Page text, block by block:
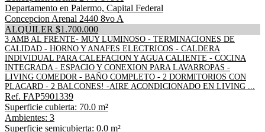
Departamento en Palermo, Capital Federal
Concepcion Arenal 2440 8vo A
ALQUILER $1.700.000
3 AMB AL FRENTE- MUY LUMINOSO - TERMINACIONES DE
CALIDAD - HORNO Y ANAFES ELECTRICOS - CALDERA
INDIVIDUAL PARA CALEFACION Y AGUA CALIENTE - COCINA
INTEGRADA - ESPACIO Y CONEXION PARA LAVARROPAS -
LIVING COMEDOR - BAÑO COMPLETO - 2 DORMITORIOS CON
PLACARD - 2 BALCONES! -AIRE ACONDICIONADO EN LIVING ...
Ref. FAP5901339
Superficie cubierta: 70.0 m²
Ambientes: 3
Superficie semicubierta: 0.0 m²